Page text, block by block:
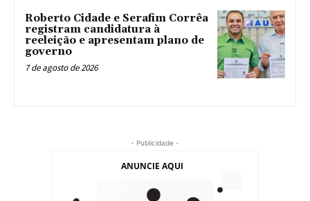
Roberto Cidade e Serafim Corrêa
registram candidatura à
reeleição e apresentam plano de
governo
7 de agosto de 2026
- Publicidade -